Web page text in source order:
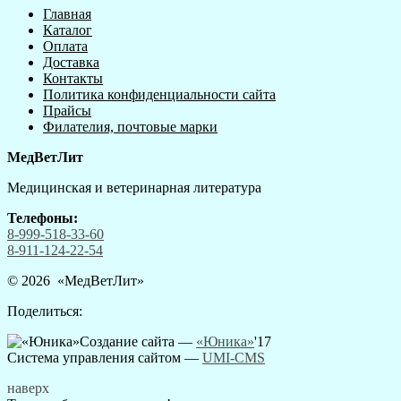
Главная
Каталог
Оплата
Доставка
Контакты
Политика конфиденциальности сайта
Прайсы
Филателия, почтовые марки
МедВетЛит
Медицинская и ветеринарная литература
Телефоны:
8-999-518-33-60
8-911-124-22-54
© 2026 «МедВетЛит»
Поделиться:
Создание сайта — «Юника»'17
Система управления сайтом — UMI-CMS
наверх